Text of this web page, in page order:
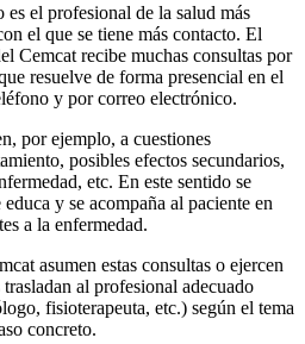
es el profesional de la salud más
el que se tiene más contacto. El
Cemcat recibe muchas consultas por
resuelve de forma presencial en el
y por correo electrónico.
por ejemplo, a cuestiones
posibles efectos secundarios,
etc. En este sentido se
y se acompaña al paciente en
a la enfermedad.
asumen estas consultas o ejercen
al profesional adecuado
fisioterapeuta, etc.) según el tema
concreto.